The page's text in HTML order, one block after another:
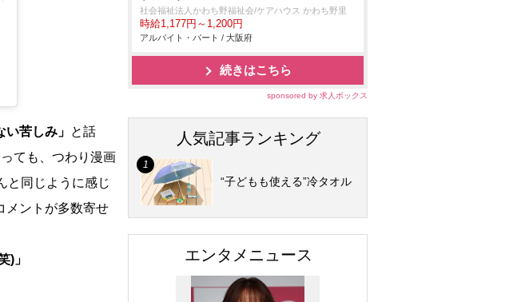
い苦しみ」 と話
ても、つわり漫画
と同じように感じ
メントが多数寄せ
)」
社会福祉法人かわち野福祉会/ケアハウス かわち野里
時給1,177円～1,200円
アルバイト・パート / 大阪府
続きはこちら
sponsored by 求人ボックス
人気記事ランキング
“子どもも使える”冷タオル
エンタメニュース